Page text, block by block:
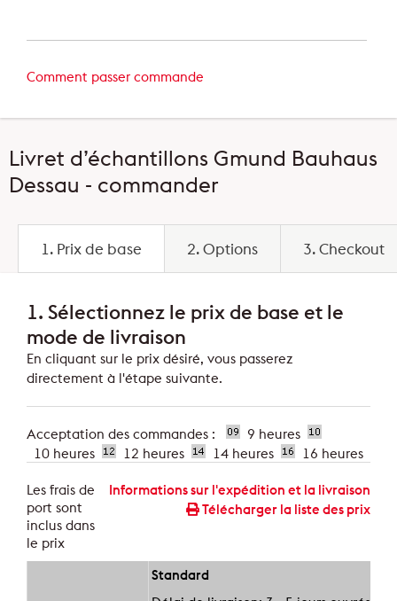
Comment passer commande
Livret d’échantillons Gmund Bauhaus
Dessau - commander
1. Prix de base 2. Options 3. Checkout
1. Sélectionnez le prix de base et le
mode de livraison
En cliquant sur le prix désiré, vous passerez
directement à l'étape suivante.
Acceptation des commandes :
9 heures
10 heures
12 heures 14 heures 16 heures
Les frais de
port sont
inclus dans
le prix
Informations sur l'expédition et la livraison
Télécharger la liste des prix
Standard